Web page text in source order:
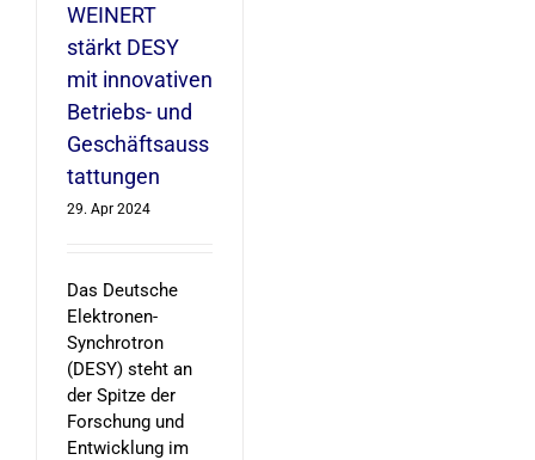
WEINERT
stärkt DESY
mit innovativen
Betriebs- und
Geschäftsauss
tattungen
29. Apr 2024
Das Deutsche
Elektronen-
Synchrotron
(DESY) steht an
der Spitze der
Forschung und
Entwicklung im